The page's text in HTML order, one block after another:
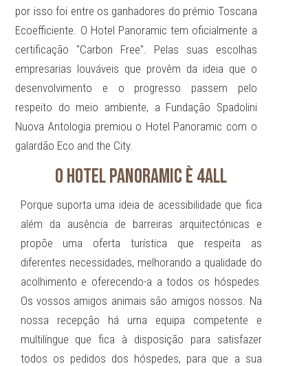
por isso foi entre os ganhadores do prémio Toscana
Ecoefficiente. O Hotel Panoramic tem oficialmente a
certificação "Carbon Free". Pelas suas escolhas
empresarias louváveis que provêm da ideia que o
desenvolvimento e o progresso passem pelo
respeito do meio ambiente, a Fundação Spadolini
Nuova Antologia premiou o Hotel Panoramic com o
galardão Eco and the City.
O HOTEL PANORAMIC È 4ALL
Porque suporta uma ideia de acessibilidade que fica
além da ausência de barreiras arquitectónicas e
propõe uma oferta turística que respeita as
diferentes necessidades, melhorando a qualidade do
acolhimento e oferecendo-a a todos os hóspedes.
Os vossos amigos animais são amigos nossos. Na
nossa recepção há uma equipa competente e
multilíngue que fica à disposição para satisfazer
todos os pedidos dos hóspedes, para que a sua